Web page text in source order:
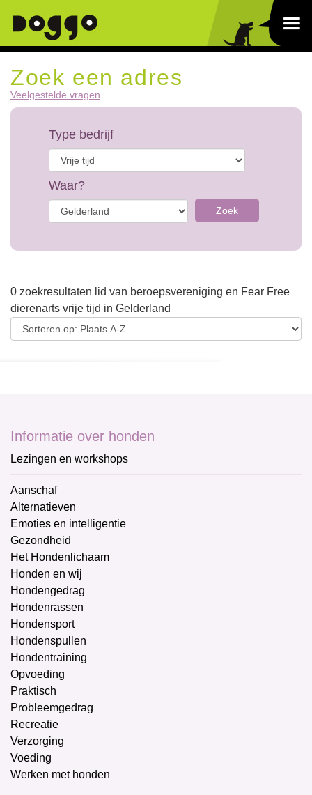
Zoek een adres
Veelgestelde vragen
Type bedrijf
Waar?
Zoek
0 zoekresultaten lid van beroepsvereniging en Fear Free
dierenarts vrije tijd in Gelderland
Informatie over honden
Lezingen en workshops
Aanschaf
Alternatieven
Emoties en intelligentie
Gezondheid
Het Hondenlichaam
Honden en wij
Hondengedrag
Hondenrassen
Hondensport
Hondenspullen
Hondentraining
Opvoeding
Praktisch
Probleemgedrag
Recreatie
Verzorging
Voeding
Werken met honden